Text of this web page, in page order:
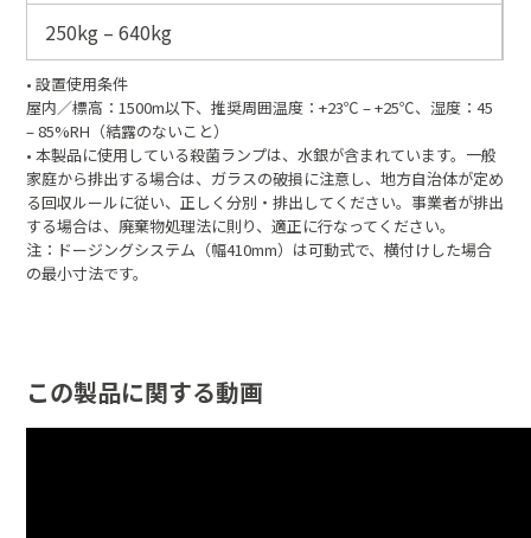
250kg – 640kg
• 設置使用条件
屋内／標高：1500m以下、推奨周囲温度：+23℃ – +25℃、湿度：45
– 85%RH（結露のないこと）
• 本製品に使用している殺菌ランプは、水銀が含まれています。一般
家庭から排出する場合は、ガラスの破損に注意し、地方自治体が定め
る回収ルールに従い、正しく分別・排出してください。事業者が排出
する場合は、廃棄物処理法に則り、適正に行なってください。
注：ドージングシステム（幅410mm）は可動式で、横付けした場合
の最小寸法です。
この製品に関する動画